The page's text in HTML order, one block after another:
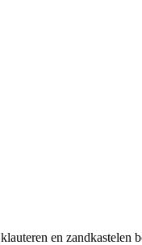
en zandkastelen